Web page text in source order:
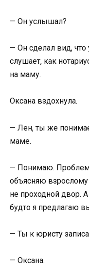
— Он услышал?
— Он сделал вид, что
слушает, как
на маму.
Оксана вздохнула.
— Лен, ты же
маме.
— Понимаю.
объясняю
не проходной двор.
будто я предлагаю
— Ты к юристу
— Оксана.